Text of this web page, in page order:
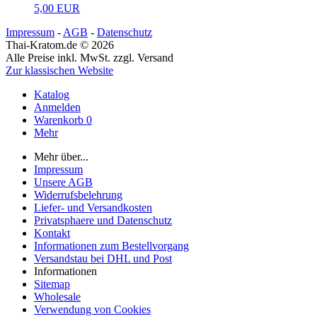
5,00 EUR
Impressum - AGB - Datenschutz
Thai-Kratom.de © 2026
Alle Preise inkl. MwSt. zzgl. Versand
Zur klassischen Website
Katalog
Anmelden
Warenkorb 0
Mehr
Mehr über...
Impressum
Unsere AGB
Widerrufsbelehrung
Liefer- und Versandkosten
Privatsphaere und Datenschutz
Kontakt
Informationen zum Bestellvorgang
Versandstau bei DHL und Post
Informationen
Sitemap
Wholesale
Verwendung von Cookies